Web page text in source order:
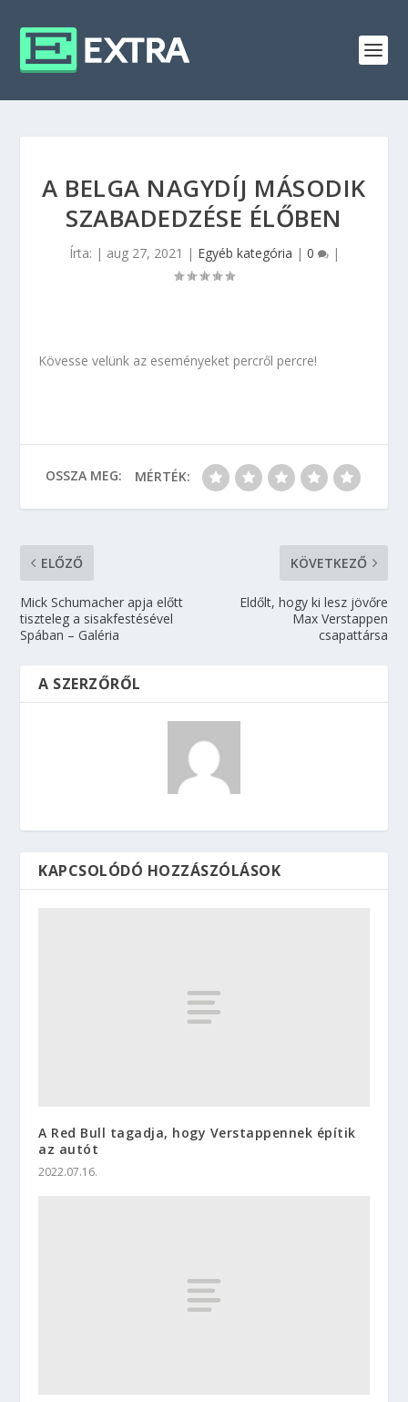
A BELGA NAGYDÍJ MÁSODIK
SZABADEDZÉSE ÉLŐBEN
Írta: | aug 27, 2021 | Egyéb kategória | 0 |
Kövesse velünk az eseményeket percről percre!
OSSZA MEG: MÉRTÉK:
ELŐZŐ
Mick Schumacher apja előtt
tiszteleg a sisakfestésével
Spában – Galéria
KÖVETKEZŐ
Eldőlt, hogy ki lesz jövőre
Max Verstappen
csapattársa
A SZERZŐRŐL
KAPCSOLÓDÓ HOZZÁSZÓLÁSOK
A Red Bull tagadja, hogy Verstappennek építik
az autót
2022.07.16.